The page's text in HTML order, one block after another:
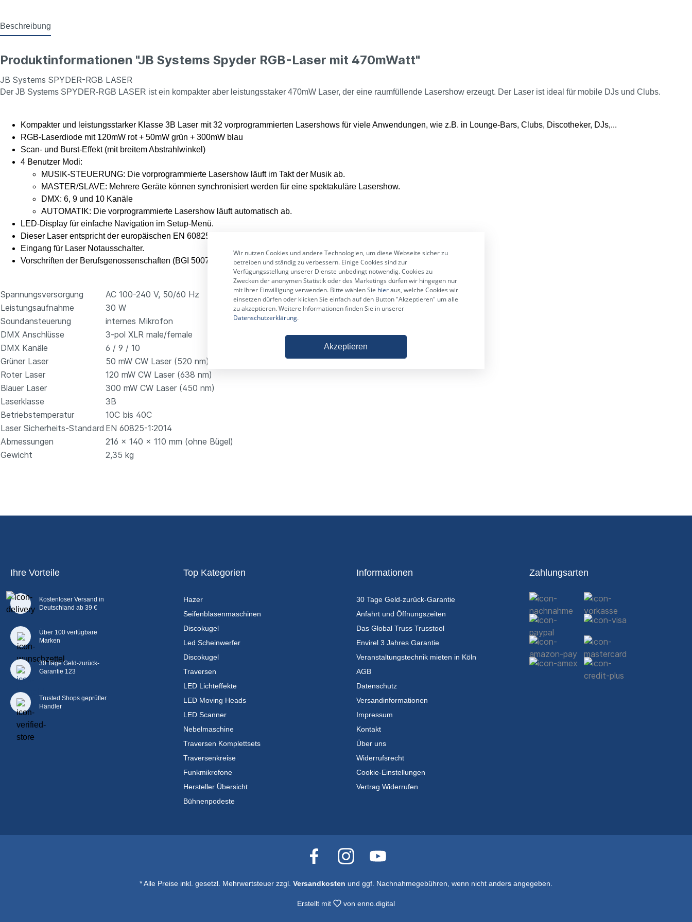
Beschreibung
Produktinformationen "JB Systems Spyder RGB-Laser mit 470mWatt"
JB Systems SPYDER-RGB LASER
Der JB Systems SPYDER-RGB LASER ist ein kompakter aber leistungsstaker 470mW Laser, der eine raumfüllende Lasershow erzeugt. Der Laser ist ideal für mobile DJs und Clubs.
Kompakter und leistungsstarker Klasse 3B Laser mit 32 vorprogrammierten Lasershows für viele Anwendungen, wie z.B. in Lounge-Bars, Clubs, Discotheker, DJs,...
RGB-Laserdiode mit 120mW rot + 50mW grün + 300mW blau
Scan- und Burst-Effekt (mit breitem Abstrahlwinkel)
4 Benutzer Modi:
MUSIK-STEUERUNG: Die vorprogrammierte Lasershow läuft im Takt der Musik ab.
MASTER/SLAVE: Mehrere Geräte können synchronisiert werden für eine spektakuläre Lasershow.
DMX: 6, 9 und 10 Kanäle
AUTOMATIK: Die vorprogrammierte Lasershow läuft automatisch ab.
LED-Display für einfache Navigation im Setup-Menü.
Dieser Laser entspricht der europäischen EN 60825-1:2014 für Lasersicherheit
Eingang für Laser Notausschalter.
Vorschriften der Berufsgenossenschaften (BGI 5007) beachten.
Spannungsversorgung
AC 100-240 V, 50/60 Hz
Leistungsaufnahme
30 W
Soundansteuerung
internes Mikrofon
DMX Anschlüsse
3-pol XLR male/female
DMX Kanäle
6 / 9 / 10
Grüner Laser
50 mW CW Laser (520 nm)
Roter Laser
120 mW CW Laser (638 nm)
Blauer Laser
300 mW CW Laser (450 nm)
Laserklasse
3B
Betriebstemperatur
10C bis 40C
Laser Sicherheits-Standard EN 60825-1:2014
Abmessungen
216 x 140 x 110 mm (ohne Bügel)
Gewicht
2,35 kg
Ihre Vorteile
Kostenloser Versand in
Deutschland ab 39 €
Über 100 verfügbare
Marken
30 Tage Geld-zurück-
Garantie 123
Trusted Shops geprüfter
Händler
Top Kategorien
Hazer
Seifenblasenmaschinen
Discokugel
Led Scheinwerfer
Discokugel
Traversen
LED Lichteffekte
LED Moving Heads
LED Scanner
Nebelmaschine
Traversen Komplettsets
Traversenkreise
Funkmikrofone
Hersteller Übersicht
Bühnenpodeste
Informationen
30 Tage Geld-zurück-Garantie
Anfahrt und Öffnungszeiten
Das Global Truss Trusstool
Envirel 3 Jahres Garantie
Veranstaltungstechnik mieten in Köln
AGB
Datenschutz
Versandinformationen
Impressum
Kontakt
Über uns
Widerrufsrecht
Cookie-Einstellungen
Vertrag Widerrufen
Zahlungsarten
* Alle Preise inkl. gesetzl. Mehrwertsteuer zzgl. Versandkosten und ggf. Nachnahmegebühren, wenn nicht anders angegeben.
Erstellt mit vonenno.digital
Wir nutzen Cookies und andere Technologien, um diese Webseite sicher zu
betreiben und ständig zu verbessern. Einige Cookies sind zur
Verfügungsstellung unserer Dienste unbedingt notwendig. Cookies zu
Zwecken der anonymen Statistik oder des Marketings dürfen wir hingegen nur
mit Ihrer Einwilligung verwenden. Bitte wählen Sie hieraus, welche Cookies wir
einsetzen dürfen oder klicken Sie einfach auf den Button "Akzeptieren" um alle
zu akzeptieren. Weitere Informationen finden Sie in unserer
Datenschutzerklärung.
Akzeptieren